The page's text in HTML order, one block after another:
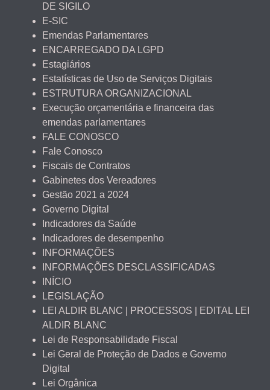
DE SIGILO
E-SIC
Emendas Parlamentares
ENCARREGADO DA LGPD
Estagiários
Estatísticas de Uso de Serviços Digitais
ESTRUTURA ORGANIZACIONAL
Execução orçamentária e financeira das
emendas parlamentares
FALE CONOSCO
Fale Conosco
Fiscais de Contratos
Gabinetes dos Vereadores
Gestão 2021 a 2024
Governo Digital
Indicadores da Saúde
Indicadores de desempenho
INFORMAÇÕES
INFORMAÇÕES DESCLASSIFICADAS
INÍCIO
LEGISLAÇÃO
LEI ALDIR BLANC | PROCESSOS | EDITAL LEI
ALDIR BLANC
Lei de Responsabilidade Fiscal
Lei Geral de Proteção de Dados e Governo
Digital
Lei Orgânica